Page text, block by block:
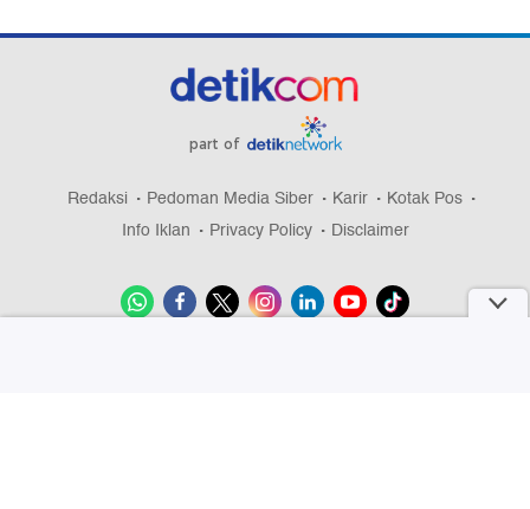
part of
Redaksi Pedoman Media Siber Karir
Kotak Pos
Info Iklan
Privacy Policy Disclaimer